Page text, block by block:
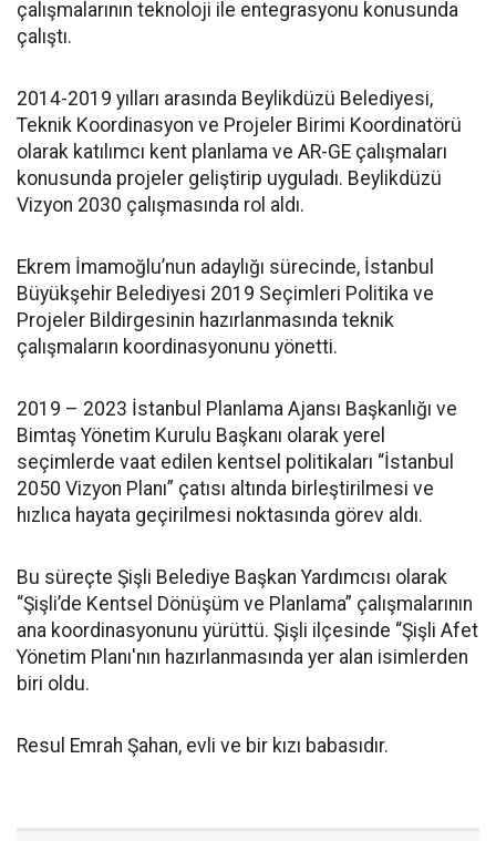
çalışmalarının teknoloji ile entegrasyonu konusunda
çalıştı.
2014-2019 yılları arasında Beylikdüzü Belediyesi,
Teknik Koordinasyon ve Projeler Birimi Koordinatörü
olarak katılımcı kent planlama ve AR-GE çalışmaları
konusunda projeler geliştirip uyguladı. Beylikdüzü
Vizyon 2030 çalışmasında rol aldı.
Ekrem İmamoğlu’nun adaylığı sürecinde, İstanbul
Büyükşehir Belediyesi 2019 Seçimleri Politika ve
Projeler Bildirgesinin hazırlanmasında teknik
çalışmaların koordinasyonunu yönetti.
2019 – 2023 İstanbul Planlama Ajansı Başkanlığı ve
Bimtaş Yönetim Kurulu Başkanı olarak yerel
seçimlerde vaat edilen kentsel politikaları “İstanbul
2050 Vizyon Planı” çatısı altında birleştirilmesi ve
hızlıca hayata geçirilmesi noktasında görev aldı.
Bu süreçte Şişli Belediye Başkan Yardımcısı olarak
“Şişli’de Kentsel Dönüşüm ve Planlama” çalışmalarının
ana koordinasyonunu yürüttü. Şişli ilçesinde “Şişli Afet
Yönetim Planı'nın hazırlanmasında yer alan isimlerden
biri oldu.
Resul Emrah Şahan, evli ve bir kızı babasıdır.